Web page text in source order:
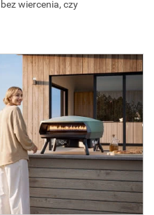
wiercenia, czy